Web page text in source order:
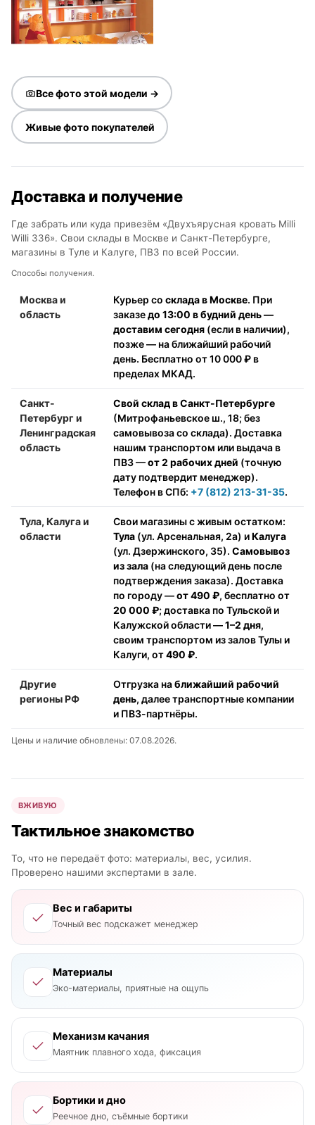
Все фото этой модели →
Живые фото покупателей
Доставка и получение
Где забрать или куда привезём «Двухъярусная кровать Milli
Willi 336». Свои склады в Москве и Санкт-Петербурге,
магазины в Туле и Калуге, ПВЗ по всей России.
Способы получения.
Москва и
область
Курьер со склада в Москве. При
заказедо 13:00 в будний день —
доставим сегодня (если в наличии),
позже — на ближайший рабочий
день. Бесплатно от 10 000 ₽ в
пределах МКАД.
Санкт-
Петербург и
Ленинградская
область
Свой склад в Санкт-Петербурге
(Митрофаньевское ш., 18; без
самовывоза со склада). Доставка
нашим транспортом или выдача в
ПВЗ —от 2 рабочих дней (точную
дату подтвердит менеджер).
Телефон в СПб: +7 (812) 213-31-35.
Тула, Калуга и
области
Свои магазины с живым остатком:
Тула (ул. Арсенальная, 2а) иКалуга
(ул. Дзержинского, 35). Самовывоз
из зала (на следующий день после
подтверждения заказа). Доставка
по городу —от 490 ₽, бесплатно от
20 000 ₽; доставка по Тульской и
Калужской области —1–2 дня,
своим транспортом из залов Тулы и
Калуги, от490 ₽.
Другие
регионы РФ
Отгрузка наближайший рабочий
день, далее транспортные компании
и ПВЗ-партнёры.
Цены и наличие обновлены: 07.08.2026.
ВЖИВУЮ
Тактильное знакомство
То, что не передаёт фото: материалы, вес, усилия.
Проверено нашими экспертами в зале.
Вес и габариты
Точный вес подскажет менеджер
Материалы
Эко-материалы, приятные на ощупь
Механизм качания
Маятник плавного хода, фиксация
Бортики и дно
Реечное дно, съёмные бортики